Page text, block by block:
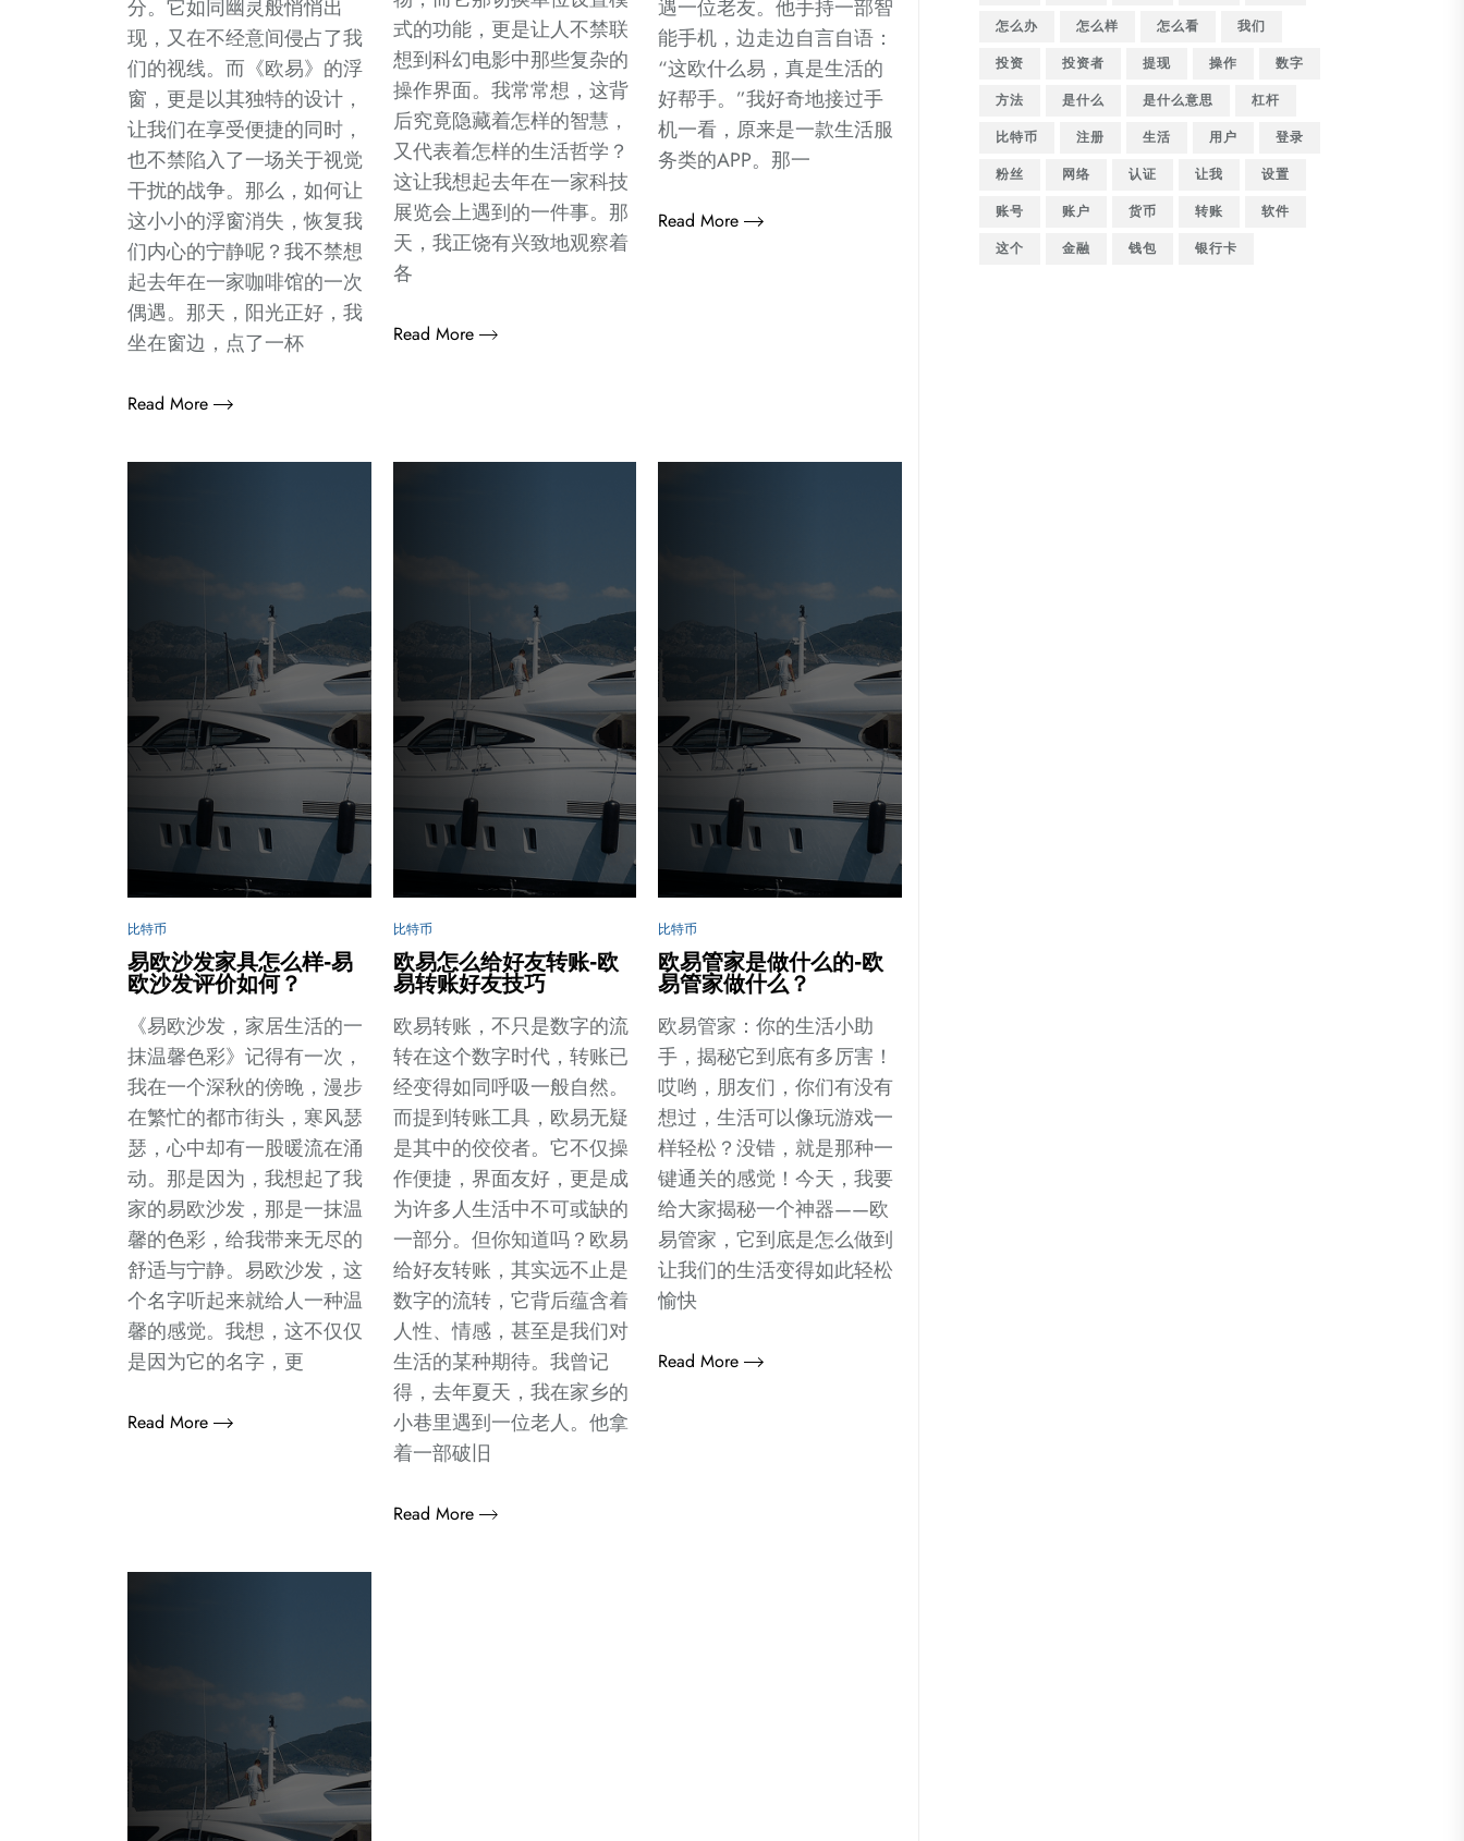
分。它如同幽灵般悄悄出
现，又在不经意间侵占了我
们的视线。而《欧易》的浮
窗，更是以其独特的设计，
让我们在享受便捷的同时，
也不禁陷入了一场关于视觉
干扰的战争。那么，如何让
这小小的浮窗消失，恢复我
们内心的宁静呢？我不禁想
起去年在一家咖啡馆的一次
偶遇。那天，阳光正好，我
坐在窗边，点了一杯
Read More
式的功能，更是让人不禁联
想到科幻电影中那些复杂的
操作界面。我常常想，这背
后究竟隐藏着怎样的智慧，
又代表着怎样的生活哲学？
这让我想起去年在一家科技
展览会上遇到的一件事。那
天，我正饶有兴致地观察着
各
Read More
遇一位老友。他手持一部智
能手机，边走边自言自语：
“这欧什么易，真是生活的
好帮手。”我好奇地接过手
机一看，原来是一款生活服
务类的APP。那一
Read More
比特币
易欧沙发家具怎么样-易
欧沙发评价如何？
《易欧沙发，家居生活的一
抹温馨色彩》记得有一次，
我在一个深秋的傍晚，漫步
在繁忙的都市街头，寒风瑟
瑟，心中却有一股暖流在涌
动。那是因为，我想起了我
家的易欧沙发，那是一抹温
馨的色彩，给我带来无尽的
舒适与宁静。易欧沙发，这
个名字听起来就给人一种温
馨的感觉。我想，这不仅仅
是因为它的名字，更
Read More
比特币
欧易怎么给好友转账-欧
易转账好友技巧
欧易转账，不只是数字的流
转在这个数字时代，转账已
经变得如同呼吸一般自然。
而提到转账工具，欧易无疑
是其中的佼佼者。它不仅操
作便捷，界面友好，更是成
为许多人生活中不可或缺的
一部分。但你知道吗？欧易
给好友转账，其实远不止是
数字的流转，它背后蕴含着
人性、情感，甚至是我们对
生活的某种期待。我曾记
得，去年夏天，我在家乡的
小巷里遇到一位老人。他拿
着一部破旧
Read More
比特币
欧易管家是做什么的-欧
易管家做什么？
欧易管家：你的生活小助
手，揭秘它到底有多厉害！
哎哟，朋友们，你们有没有
想过，生活可以像玩游戏一
样轻松？没错，就是那种一
键通关的感觉！今天，我要
给大家揭秘一个神器——欧
易管家，它到底是怎么做到
让我们的生活变得如此轻松
愉快
Read More
怎么办
怎么样 怎么看
我们
投资
投资者 提现 操作
数字
方法
是什么 是什么意思
杠杆
比特币
注册 生活 用户
登录
粉丝
网络 认证 让我
设置
账号
账户 货币 转账
软件
这个
金融 钱包 银行卡